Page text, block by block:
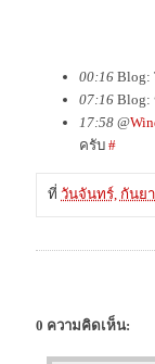
00:16 Blog:
07:16 Blog:
17:58 @
ครับ #
ที่ วันจันทร์, กันยา
0 ความคิดเห็น: